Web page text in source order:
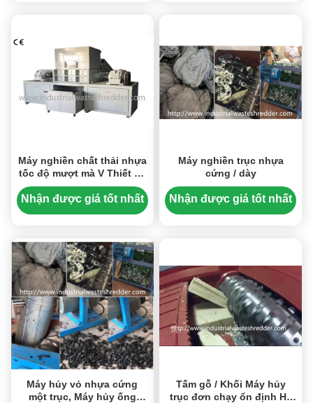
Máy nghiền chất thải nhựa
tốc độ mượt mà V Thiết kế
lưỡi cho cục / ống nhựa
Nhận được giá tốt nhất
Máy nghiền trục nhựa
cứng / dày
Nhận được giá tốt nhất
Máy hủy vỏ nhựa cứng
một trục, Máy hủy ống
Tấm gỗ / Khối Máy hủy
trục đơn chạy ổn định Hệ